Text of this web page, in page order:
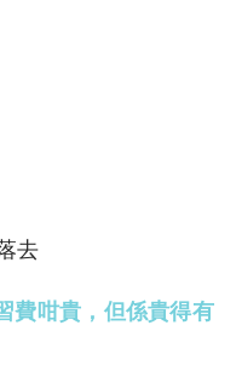
去
費咁貴，但係貴得有